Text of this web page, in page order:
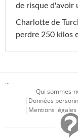
de risque d'avoir
Charlotte de
perdre 250 kilos
...
Qui sommes-
Données
Mentions légales